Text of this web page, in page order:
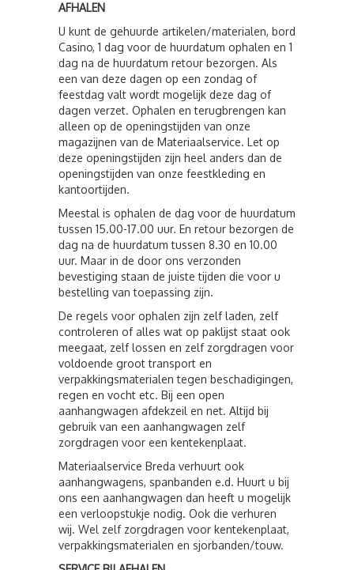
AFHALEN
U kunt de gehuurde artikelen/materialen, bord
Casino, 1 dag voor de huurdatum ophalen en 1
dag na de huurdatum retour bezorgen. Als
een van deze dagen op een zondag of
feestdag valt wordt mogelijk deze dag of
dagen verzet. Ophalen en terugbrengen kan
alleen op de openingstijden van onze
magazijnen van de Materiaalservice. Let op
deze openingstijden zijn heel anders dan de
openingstijden van onze feestkleding en
kantoortijden.
Meestal is ophalen de dag voor de huurdatum
tussen 15.00-17.00 uur. En retour bezorgen de
dag na de huurdatum tussen 8.30 en 10.00
uur. Maar in de door ons verzonden
bevestiging staan de juiste tijden die voor u
bestelling van toepassing zijn.
De regels voor ophalen zijn zelf laden, zelf
controleren of alles wat op paklijst staat ook
meegaat, zelf lossen en zelf zorgdragen voor
voldoende groot transport en
verpakkingsmaterialen tegen beschadigingen,
regen en vocht etc. Bij een open
aanhangwagen afdekzeil en net. Altijd bij
gebruik van een aanhangwagen zelf
zorgdragen voor een kentekenplaat.
Materiaalservice Breda verhuurt ook
aanhangwagens, spanbanden e.d. Huurt u bij
ons een aanhangwagen dan heeft u mogelijk
een verloopstukje nodig. Ook die verhuren
wij. Wel zelf zorgdragen voor kentekenplaat,
verpakkingsmaterialen en sjorbanden/touw.